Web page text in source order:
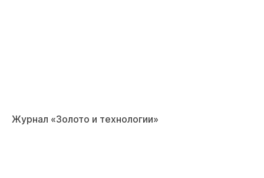
Журнал «Золото и технологии»